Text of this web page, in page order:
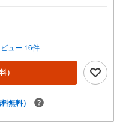
蘇原中学校まで1170m
＜本日見学OK！＞希望日
い。年中無休でご案内致し
もご案内可能！お仕事終わ
談下さい。□■□■店舗について
完備しております。日頃ゆっ
にローンの話が聞きたい
ュー 16件
）
無料）